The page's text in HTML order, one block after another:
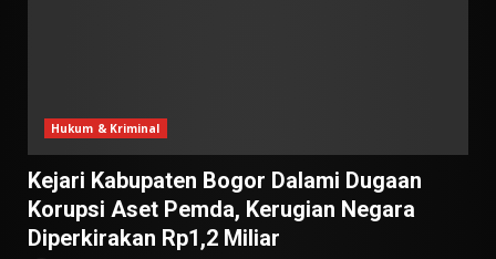
Hukum & Kriminal
Kejari Kabupaten Bogor Dalami Dugaan
Korupsi Aset Pemda, Kerugian Negara
Diperkirakan Rp1,2 Miliar